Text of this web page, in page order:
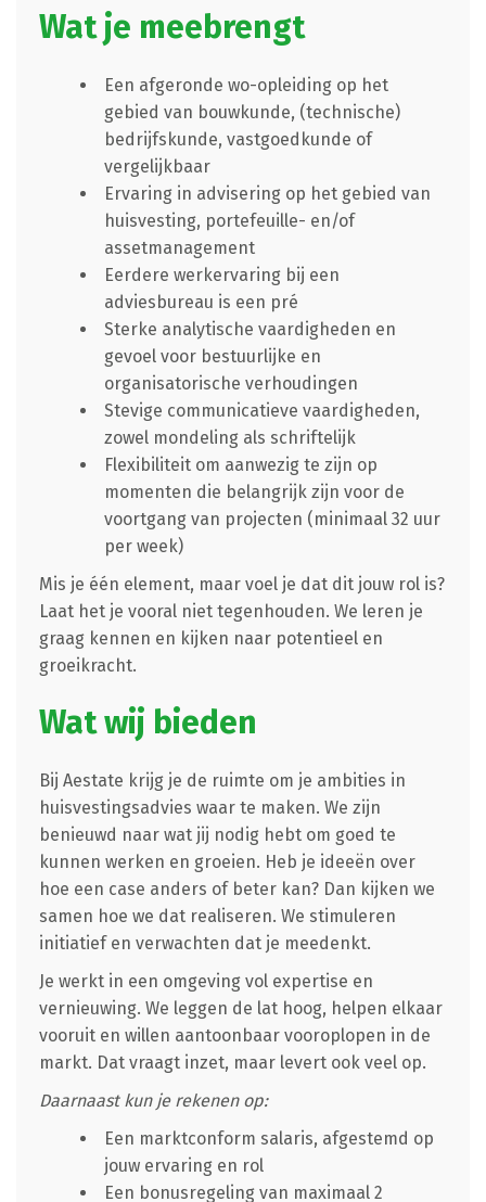
Wat je meebrengt
Een afgeronde wo-opleiding op het
gebied van bouwkunde, (technische)
bedrijfskunde, vastgoedkunde of
vergelijkbaar
Ervaring in advisering op het gebied van
huisvesting, portefeuille- en/of
assetmanagement
Eerdere werkervaring bij een
adviesbureau is een pré
Sterke analytische vaardigheden en
gevoel voor bestuurlijke en
organisatorische verhoudingen
Stevige communicatieve vaardigheden,
zowel mondeling als schriftelijk
Flexibiliteit om aanwezig te zijn op
momenten die belangrijk zijn voor de
voortgang van projecten (minimaal 32 uur
per week)
Mis je één element, maar voel je dat dit jouw rol is?
Laat het je vooral niet tegenhouden. We leren je
graag kennen en kijken naar potentieel en
groeikracht.
Wat wij bieden
Bij Aestate krijg je de ruimte om je ambities in
huisvestingsadvies waar te maken. We zijn
benieuwd naar wat jij nodig hebt om goed te
kunnen werken en groeien. Heb je ideeën over
hoe een case anders of beter kan? Dan kijken we
samen hoe we dat realiseren. We stimuleren
initiatief en verwachten dat je meedenkt.
Je werkt in een omgeving vol expertise en
vernieuwing. We leggen de lat hoog, helpen elkaar
vooruit en willen aantoonbaar vooroplopen in de
markt. Dat vraagt inzet, maar levert ook veel op.
Daarnaast kun je rekenen op:
Een marktconform salaris, afgestemd op
jouw ervaring en rol
Een bonusregeling van maximaal 2